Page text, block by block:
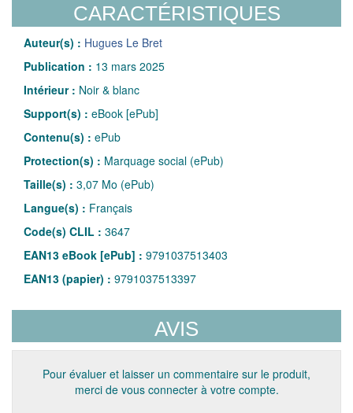
CARACTÉRISTIQUES
Auteur(s) : Hugues Le Bret
Publication : 13 mars 2025
Intérieur : Noir & blanc
Support(s) : eBook [ePub]
Contenu(s) : ePub
Protection(s) : Marquage social (ePub)
Taille(s) : 3,07 Mo (ePub)
Langue(s) : Français
Code(s) CLIL : 3647
EAN13 eBook [ePub] : 9791037513403
EAN13 (papier) : 9791037513397
AVIS
Pour évaluer et laisser un commentaire sur le produit,
merci de vous connecter à votre compte.